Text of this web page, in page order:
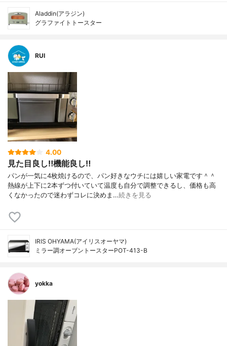
Aladdin(アラジン)
グラファイトトースター
RUI
4.00
見た目良し‼️機能良し‼️
パンが一気に4枚焼けるので、パン好きなウチには嬉しい家電です＾＾
熱線が上下に2本ずつ付いていて温度も自分で調整できるし、価格も高
くなかったので迷わずコレに決めま…続きを見る
IRIS OHYAMA(アイリスオーヤマ)
ミラー調オーブントースターPOT-413-B
yokka